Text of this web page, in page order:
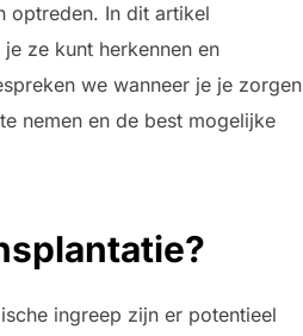
optreden. In dit artikel
ze kunt herkennen en
we wanneer je je zorgen
nemen en de best mogelijke
ingreep zijn er potentieel